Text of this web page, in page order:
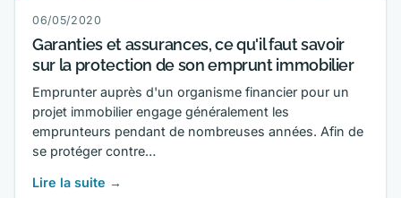
06/05/2020
Garanties et assurances, ce qu'il faut savoir
sur la protection de son emprunt immobilier
Emprunter auprès d'un organisme financier pour un
projet immobilier engage généralement les
emprunteurs pendant de nombreuses années. Afin de
se protéger contre…
Lire la suite →